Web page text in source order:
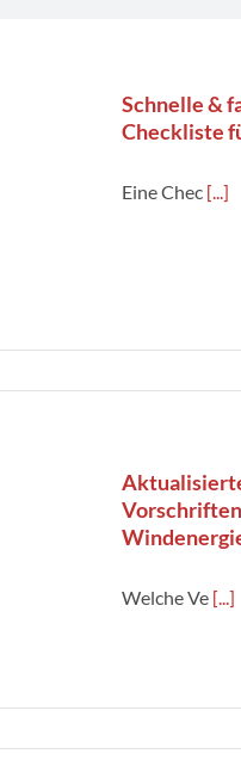
Schnelle &
Checkliste
Eine Chec [...]
Welche Ve [...]